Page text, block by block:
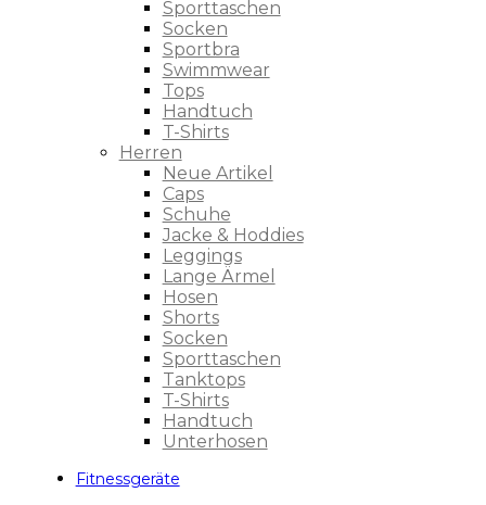
Sporttaschen
Socken
Sportbra
Swimmwear
Tops
Handtuch
T-Shirts
Herren
Neue Artikel
Caps
Schuhe
Jacke & Hoddies
Leggings
Lange Ärmel
Hosen
Shorts
Socken
Sporttaschen
Tanktops
T-Shirts
Handtuch
Unterhosen
Fitnessgeräte